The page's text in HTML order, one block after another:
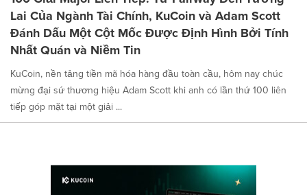
Lai Của Ngành Tài Chính, KuCoin và Adam Scott
Đánh Dấu Một Cột Mốc Được Định Hình Bởi Tính
Nhất Quán và Niềm Tin
KuCoin, nền tảng tiền mã hóa hàng đầu toàn cầu, hôm nay chúc
mừng đại sứ thương hiệu Adam Scott khi anh có lần thứ 100 liên
tiếp góp mặt tại một giải ...